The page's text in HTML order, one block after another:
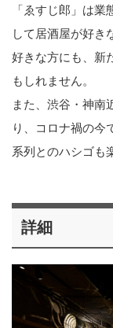
「ゑすじ郎」は
して居酒屋が好き
好きな方にも、新
もしれません。
また、渋谷・神南
り、コロナ禍の今
系列とのハシゴも
詳細